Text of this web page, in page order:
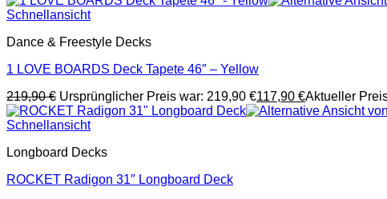
Schnellansicht
Dance & Freestyle Decks
1 LOVE BOARDS Deck Tapete 46″ – Yellow
219,90€ Ursprünglicher Preis war: 219,90 €117,90 €Aktueller
Schnellansicht
Longboard Decks
ROCKET Radigon 31″ Longboard Deck